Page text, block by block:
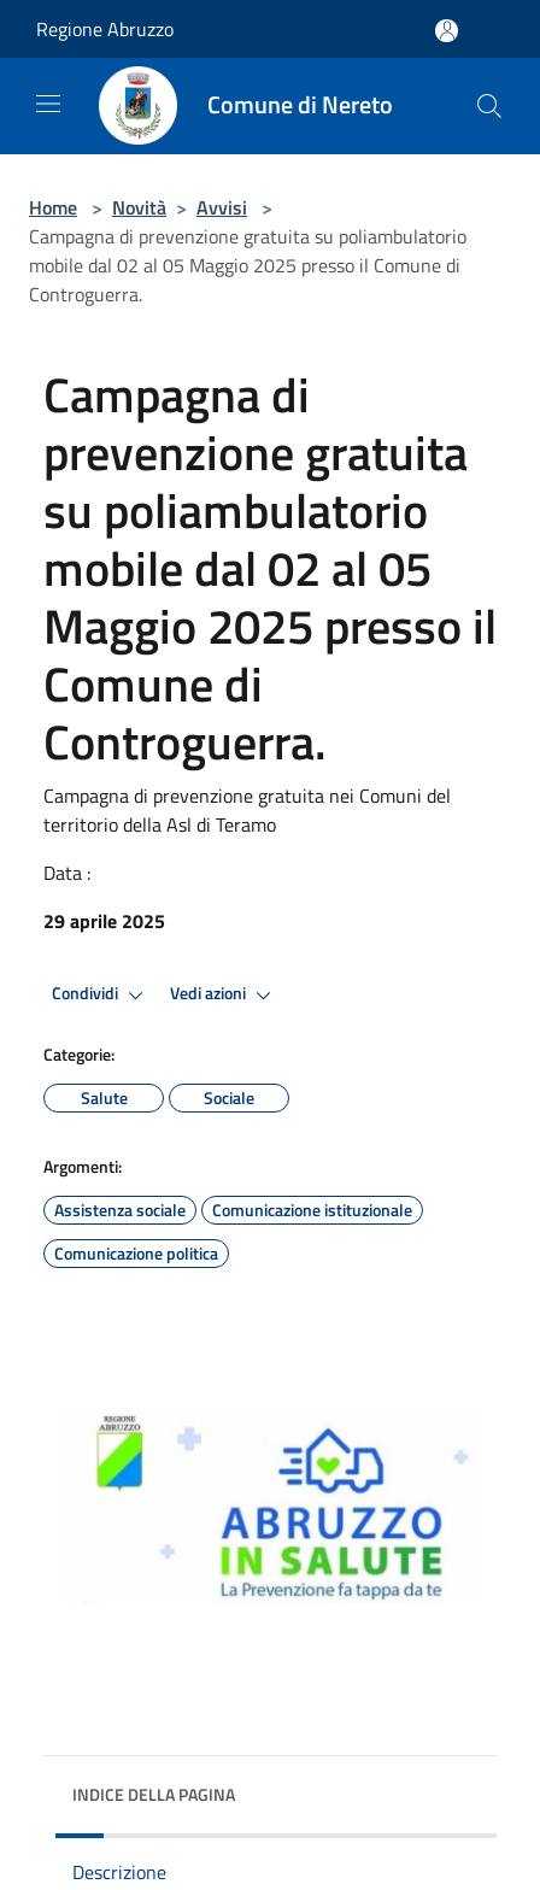
Regione Abruzzo
Comune di Nereto
Home > Novità > Avvisi >
Campagna di prevenzione gratuita su poliambulatorio
mobile dal 02 al 05 Maggio 2025 presso il Comune di
Controguerra.
Campagna di
prevenzione gratuita
su poliambulatorio
mobile dal 02 al 05
Maggio 2025 presso il
Comune di
Controguerra.
Campagna di prevenzione gratuita nei Comuni del
territorio della Asl di Teramo
Data :
29 aprile 2025
Condividi Vedi azioni
Categorie:
Salute
Sociale
Argomenti:
Assistenza sociale
Comunicazione istituzionale
Comunicazione politica
INDICE DELLA PAGINA
Descrizione